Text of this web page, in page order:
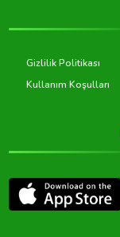
Gizlilik Politikası
Kullanım Koşulları